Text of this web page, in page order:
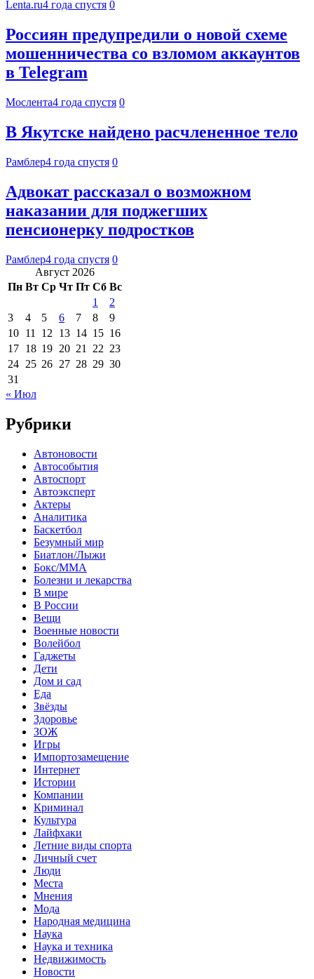
Lenta.ru4 года спустя 0
Россиян предупредили о новой схеме
мошенничества со взломом аккаунтов
в Telegram
Мослента4 года спустя 0
В Якутске найдено расчлененное тело
Рамблер4 года спустя 0
Адвокат рассказал о возможном
наказании для поджегших
пенсионерку подростков
Рамблер4 года спустя 0
Август 2026
Пн Вт Ср Чт Пт Сб Вс
1
2
3
4 5 6 7 8
9
10 11 12 13 14 15 16
17 18 19 20 21 22 23
24 25 26 27 28 29 30
31
« Июл
Рубрики
Автоновости
Автособытия
Автоспорт
Автоэксперт
Актеры
Аналитика
Баскетбол
Безумный мир
Биатлон/Лыжи
Бокс/MMA
Болезни и лекарства
В мире
В России
Вещи
Военные новости
Волейбол
Гаджеты
Дети
Дом и сад
Еда
Звёзды
Здоровье
ЗОЖ
Игры
Импортозамещение
Интернет
Истории
Компании
Криминал
Культура
Лайфхаки
Летние виды спорта
Личный счет
Люди
Места
Мнения
Мода
Народная медицина
Наука
Наука и техника
Недвижимость
Новости